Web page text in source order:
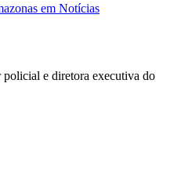
em Notícias
policial e diretora executiva do